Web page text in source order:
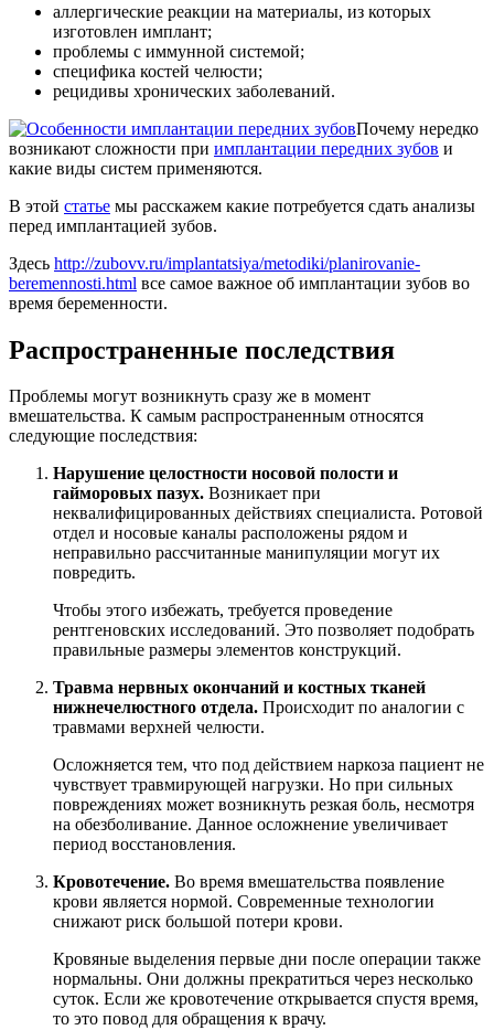
аллергические реакции на материалы, из которых
изготовлен имплант;
проблемы с иммунной системой;
специфика костей челюсти;
рецидивы хронических заболеваний.
Почему нередко
возникают сложности при имплантации передних зубов и
какие виды систем применяются.
В этой статье мы расскажем какие потребуется сдать анализы
перед имплантацией зубов.
Здесь http://zubovv.ru/implantatsiya/metodiki/planirovanie-
beremennosti.html все самое важное об имплантации зубов во
время беременности.
Распространенные последствия
Проблемы могут возникнуть сразу же в момент
вмешательства. К самым распространенным относятся
следующие последствия:
Нарушение целостности носовой полости и
гайморовых пазух. Возникает при
неквалифицированных действиях специалиста. Ротовой
отдел и носовые каналы расположены рядом и
неправильно рассчитанные манипуляции могут их
повредить.
Чтобы этого избежать, требуется проведение
рентгеновских исследований. Это позволяет подобрать
правильные размеры элементов конструкций.
Травма нервных окончаний и костных тканей
нижнечелюстного отдела. Происходит по аналогии с
травмами верхней челюсти.
Осложняется тем, что под действием наркоза пациент не
чувствует травмирующей нагрузки. Но при сильных
повреждениях может возникнуть резкая боль, несмотря
на обезболивание. Данное осложнение увеличивает
период восстановления.
Кровотечение. Во время вмешательства появление
крови является нормой. Современные технологии
снижают риск большой потери крови.
Кровяные выделения первые дни после операции также
нормальны. Они должны прекратиться через несколько
суток. Если же кровотечение открывается спустя время,
то это повод для обращения к врачу.